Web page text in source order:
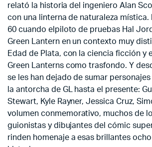
relató la historia del ingeniero Alan
con una linterna de naturaleza mística.
60 cuando elpiloto de pruebas Hal
Green Lantern en un contexto muy
Edad de Plata, con la ciencia ficción y
Green Lanterns como trasfondo. Y
se les han dejado de sumar
la antorcha de GL hasta el presente:
Stewart, Kyle Rayner, Jessica Cruz,
volumen conmemorativo, muchos de
guionistas y dibujantes del cómic
rinden homenaje a esas brillantes